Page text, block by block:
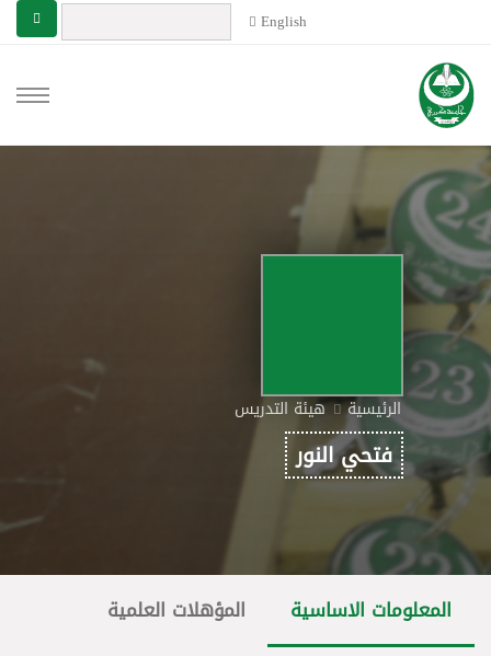
English
الرئيسية هيئة التدريس
فتحي النور
المعلومات الاساسية المؤهلات العلمية